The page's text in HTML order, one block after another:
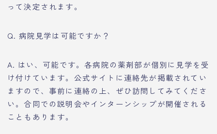
って決定されます。
Q. 病院見学は可能ですか？
A. はい、可能です。各病院の薬剤部が個別に見学を受
け付けています。公式サイトに連絡先が掲載されてい
ますので、事前に連絡の上、ぜひ訪問してみてくださ
い。合同での説明会やインターンシップが開催される
こともあります。